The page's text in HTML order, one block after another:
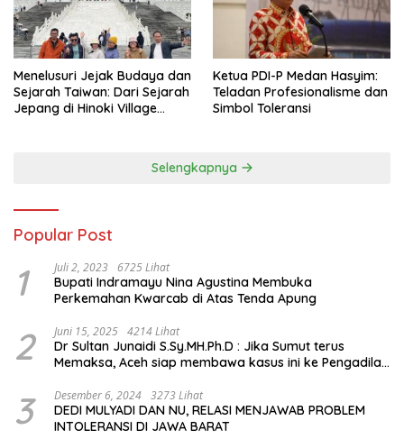
Menelusuri Jejak Budaya dan
Sejarah Taiwan: Dari Sejarah
Jepang di Hinoki Village
Ketua PDI-P Medan Hasyim:
Teladan Profesionalisme dan
Simbol Toleransi
Selengkapnya
Popular Post
1 Juli 2, 2023 6725 Lihat
Bupati Indramayu Nina Agustina Membuka
Perkemahan Kwarcab di Atas Tenda Apung
2 Juni 15, 2025 4214 Lihat
Dr Sultan Junaidi S.Sy.MH.Ph.D : Jika Sumut terus
Memaksa, Aceh siap membawa kasus ini ke Pengadilan
3 Desember 6, 2024 3273 Lihat
DEDI MULYADI DAN NU, RELASI MENJAWAB PROBLEM
INTOLERANSI DI JAWA BARAT